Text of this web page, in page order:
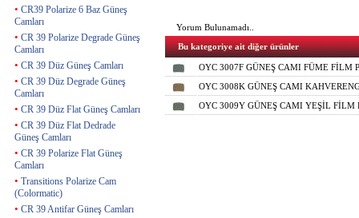
• CR39 Polarize 6 Baz Güneş
Camları
• CR 39 Polarize Degrade Güneş
Camları
• CR 39 Düz Güneş Camları
• CR 39 Düz Degrade Güneş
Camları
• CR 39 Düz Flat Güneş Camları
• CR 39 Düz Flat Dedrade
Güneş Camları
• CR 39 Polarize Flat Güneş
Camları
• Transitions Polarize Cam
(Colormatic)
• CR 39 Antifar Güneş Camları
Yorum Bulunamadı..
Bu kategoriye ait diğer ürünler
OYC 3007F GÜNEŞ CAMI FÜME FİLM
OYC 3008K GÜNEŞ CAMI
OYC 3009Y GÜNEŞ CAMI YEŞİL FİLM